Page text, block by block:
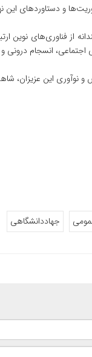
و دستاوردهای این
از فناوری‌های نوین
انسجام
نوآوری این عزیزان،
جهاددانشگاهی